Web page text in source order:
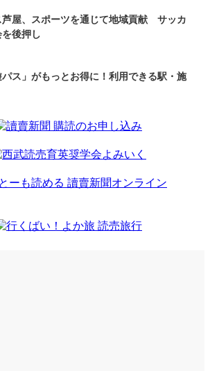
芦屋、スポーツを通じて地域貢献 サッカ
後押し
パス」がもっとお得に！利用できる駅・施